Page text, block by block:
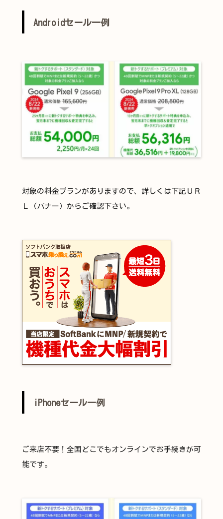
Androidセール一例
対象の料金プランがありますので、詳しくは下記ＵＲ
Ｌ（バナー）からご確認下さい。
iPhoneセール一例
ご来店不要！全国どこでもオンラインでお手続きが可
能です。